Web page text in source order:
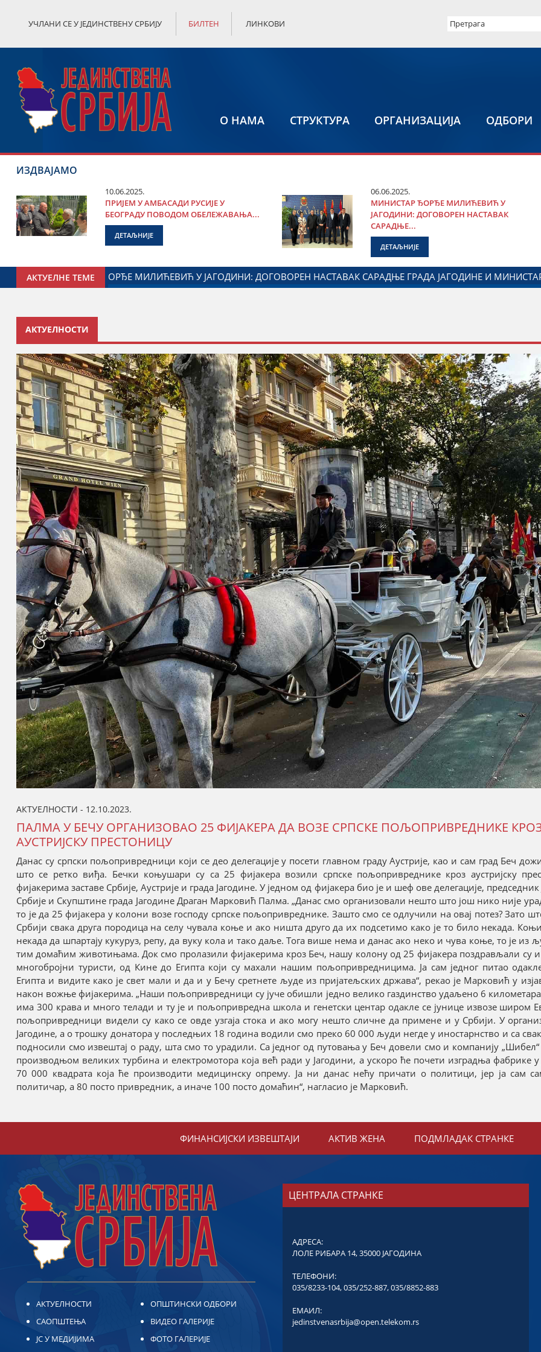
УЧЛАНИ СЕ У ЈЕДИНСТВЕНУ СРБИЈУ БИЛТЕН ЛИНКОВИ
О НАМА СТРУКТУРА ОРГАНИЗАЦИЈА ОДБОРИ
ИЗДВАЈАМО
10.06.2025.
ПРИЈЕМ У АМБАСАДИ РУСИЈЕ У
БЕОГРАДУ ПОВОДОМ ОБЕЛЕЖАВАЊА...
ДЕТАЉНИЈЕ
06.06.2025.
МИНИСТАР ЂОРЂЕ МИЛИЋЕВИЋ У
ЈАГОДИНИ: ДОГОВОРЕН НАСТАВАК
САРАДЊЕ...
ДЕТАЉНИЈЕ
АКТУЕЛНЕ ТЕМЕ
ЗА ОДНОСЕ СА ДИЈАСПОРОМ ДАЛИБОР МАРКОВИЋ НА ОБЕЛЕЖАВАЊУ ДАНА ПОЛИЦИЈЕ И МИНИСТАРСТВА
АКТУЕЛНОСТИ
АКТУЕЛНОСТИ - 12.10.2023.
ПАЛМА У БЕЧУ ОРГАНИЗОВАО 25 ФИЈАКЕРА ДА ВОЗЕ СРПСКЕ ПОЉОПРИВРЕДНИКЕ
АУСТРИЈСКУ ПРЕСТОНИЦУ
Данас су српски пољопривредници који се део делегације у посети главном граду Аустрије, као и сам град Беч
што се ретко виђа. Бечки коњушари су са 25 фијакера возили српске пољопривреднике кроз аустријску
фијакерима заставе Србије, Аустрије и града Јагодине. У једном од фијакера био је и шеф ове делегације,
Србије и Скупштине града Јагодине Драган Марковић Палма. „Данас смо организовали нешто што још нико није
то је да 25 фијакера у колони возе господу српске пољопривреднике. Зашто смо се одлучили на овај потез? Зато
Србији свака друга породица на селу чувала коње и ако ништа друго да их подсетимо како је то било некада.
некада да шпартају кукуруз, репу, да вуку кола и тако даље. Тога више нема и данас ако неко и чува коње, то је из
тим домаћим животињама. Док смо пролазили фијакерима кроз Беч, нашу колону од 25 фијакера поздрављали су и
многобројни туристи, од Кине до Египта који су махали нашим пољопривредницима. Ја сам једног питао
Египта и видите како је свет мали и да и у Бечу сретнете људе из пријатељских држава“, рекао је Марковић у
након вожње фијакерима. „Наши пољопривредници су јуче обишли једно велико газдинство удаљено 6 километара
има 300 крава и много телади и ту је и пољопривредна школа и генетски центар одакле се јунице извозе широм
пољопривредници видели су како се овде узгаја стока и ако могу нешто сличне да примене и у Србији. У
Јагодине, а о трошку донатора у последњих 18 година водили смо преко 60 000 људи негде у иностарнство и са
подносили смо извештај о раду, шта смо то урадили. Са једног од путовања у Беч довели смо и компанију „Шибел“
производњом великих турбина и електромотора која већ ради у Јагодини, а ускоро ће почети изградња фабрике
70 000 квадрата која ће производити медицинску опрему. Ја ни данас нећу причати о политици, јер ја сам
политичар, а 80 посто привредник, а иначе 100 посто домаћин“, нагласио је Марковић.
ФИНАНСИЈСКИ ИЗВЕШТАЈИ АКТИВ ЖЕНА ПОДМЛАДАК СТРАНКЕ
АКТУЕЛНОСТИ
САОПШТЕЊА
ЈС У МЕДИЈИМА
ОПШТИНСКИ ОДБОРИ
ВИДЕО ГАЛЕРИЈЕ
ФОТО ГАЛЕРИЈЕ
ЦЕНТРАЛА СТРАНКЕ
АДРЕСА:
ЛОЛЕ РИБАРА 14, 35000 ЈАГОДИНА
ТЕЛЕФОНИ:
035/8233-104,035/252-887,035/8852-883
ЕМАИЛ:
jedinstvenasrbija@open.telekom.rs